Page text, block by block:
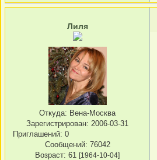
Лиля
Откуда: Вена-Москва
Зарегистрирован: 2006-03-31
Приглашений: 0
Сообщений: 76042
Возраст: 61 [1964-10-04]